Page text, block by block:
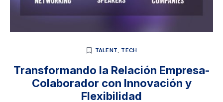
TALENT, TECH
Transformando la Relación Empresa-
Colaborador con Innovación y
Flexibilidad